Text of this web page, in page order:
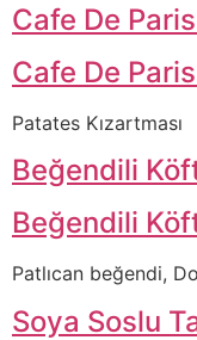
Cafe De
Cafe De
Patates Kızartması
Beğendili
Beğendili
Patlıcan beğendi,
Soya Soslu